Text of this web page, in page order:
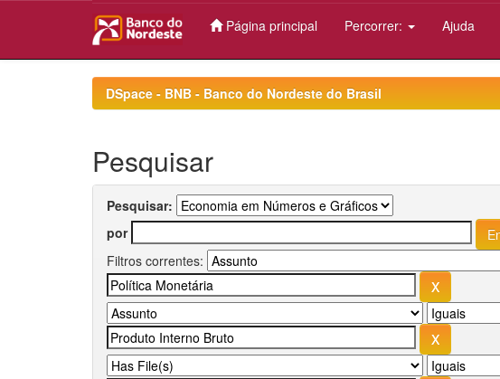
Página principal Percorrer: Ajuda
DSpace - BNB - Banco do Nordeste do Brasil
Pesquisar
Pesquisar:
por
Filtros correntes: